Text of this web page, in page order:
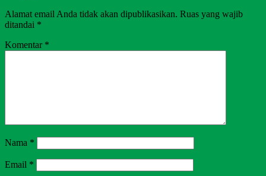
Alamat email Anda tidak akan dipublikasikan. Ruas yang wajib
ditandai *
Komentar *
Nama *
Email *